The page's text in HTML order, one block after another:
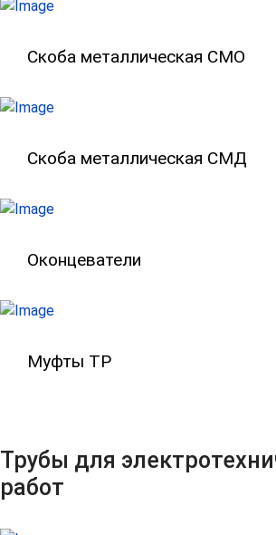
Скоба металлическая СМО
Скоба металлическая СМО
Скоба металлическая СМД
Скоба металлическая СМД
Защитные оконцеватели
Оконцеватели
Муфты ТР
Муфты ТР
Трубы для
работ